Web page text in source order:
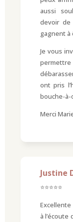
aussi
devoir de
gagnent à
Je vous
ont pris
bouche-à-
Merci
Justine
⭐⭐⭐⭐⭐
à